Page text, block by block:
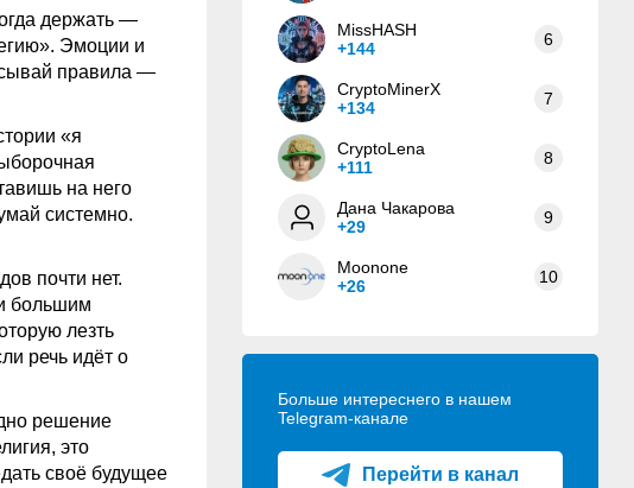
держать —
Эмоции и
правила —
«я
на него
системно.
почти нет.
большим
лезть
речь идёт о
решение
это
своё будущее
MissHASH
+144
6
CryptoMinerX
+134
7
CryptoLena
+111
8
Дана Чакарова
+29
9
Moonone
+26
10
Больше интереснего в нашем
Telegram-канале
Перейти в канал